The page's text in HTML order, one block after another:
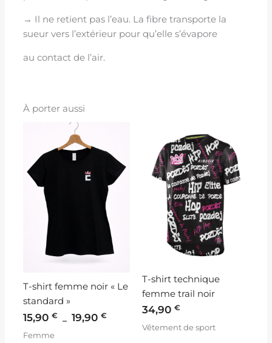
→ Il ne retient pas l’eau. La fibre transporte la
sueur vers l’extérieur pour qu’elle s’évapore
au contact de l’air.
À porter aussi
T-shirt femme noir « Le
standard »
15,90€
– 19,90€
15,90 €
19,90 €
Femme
T-shirt technique
femme trail noir
34,90 €
Vêtement de sport